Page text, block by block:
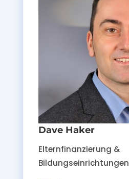
Dave Haker
Elternfinanzierung &
Bildungseinrichtungen